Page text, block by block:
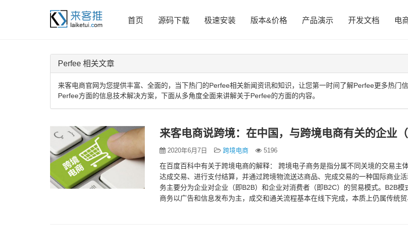
首页 源码下载 极速安装 版本&价格 产品演示 开发文档 电
Perfee 相关文章
来客电商官网为您提供丰富、全面的，当下热门的Perfee相关新闻资讯和知识，让您第一时间了解Perfee更多热门
Perfee方面的信息技术解决方案，下面从多角度全面来讲解关于Perfee的方面的内容。
来客电商说跨境：在中国，与跨境电商有关的企业（
2020年6月7日 跨境电商 5196
在百度百科中有关于跨境电商的解释： 跨境电子商务是指分属不同关境的交易主
达成交易、进行支付结算，并通过跨境物流送达商品、完成交易的一种国际商业
务主要分为企业对企业（即B2B）和企业对消费者（即B2C）的贸易模式。B2B模
商务以广告和信息发布为主，成交和通关流程基本在线下完成，本质上仍属传统贸